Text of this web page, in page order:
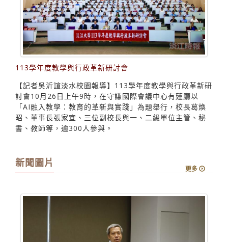
113學年度教學與行政革新研討會
【記者吳沂諠淡水校園報導】113學年度教學與行政革新研
討會10月26日上午9時，在守謙國際會議中心有蓮廳以
「AI融入教學：教育的革新與實踐」為題舉行，校長葛煥
昭、董事長張家宜、三位副校長與一、二級單位主管、秘
書、教師等，逾300人參與。
新聞圖片
更多